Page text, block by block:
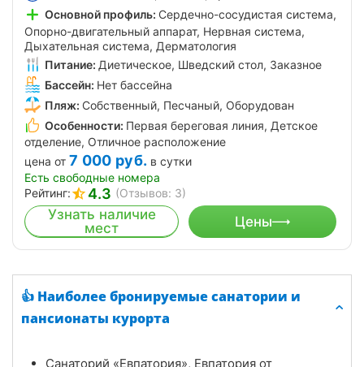
👍 Наиболее бронируемые санатории и
пансионаты курорта
Санаторий «Евпатория», Евпатория от
Основной профиль: Сердечно-сосудистая система,
Опорно-двигательный аппарат, Нервная система,
Дыхательная система, Дерматология
Питание: Диетическое, Шведский стол, Заказное
Бассейн: Нет бассейна
Пляж: Собственный, Песчаный, Оборудован
Особенности: Первая береговая линия, Детское
отделение, Отличное расположение
цена от 7 000 руб. в сутки
Есть свободные номера
Рейтинг:
4.3 (Отзывов: 3)
Узнать наличие
мест
Цены